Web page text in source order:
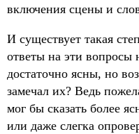
включения сцены и
И существует такая
ответы на эти вопросы
достаточно ясны, но
замечал их? Ведь
мог бы сказать более
или даже слегка